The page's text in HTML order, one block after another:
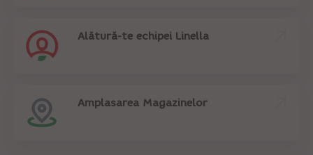
Alătură-te echipei Linella
Amplasarea Magazinelor